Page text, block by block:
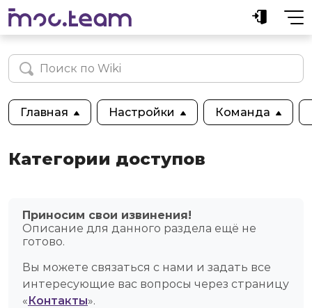
Главная Настройки Команда
Категории доступов
Приносим свои извинения!
Описание для данного раздела ещё не
готово.
Вы можете связаться с нами и задать все
интересующие вас вопросы через страницу
«Контакты».